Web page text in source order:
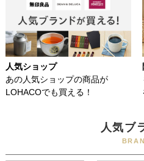
人気ショップ
あの人気ショップの商品が
LOHACOでも買える！
人気ブ